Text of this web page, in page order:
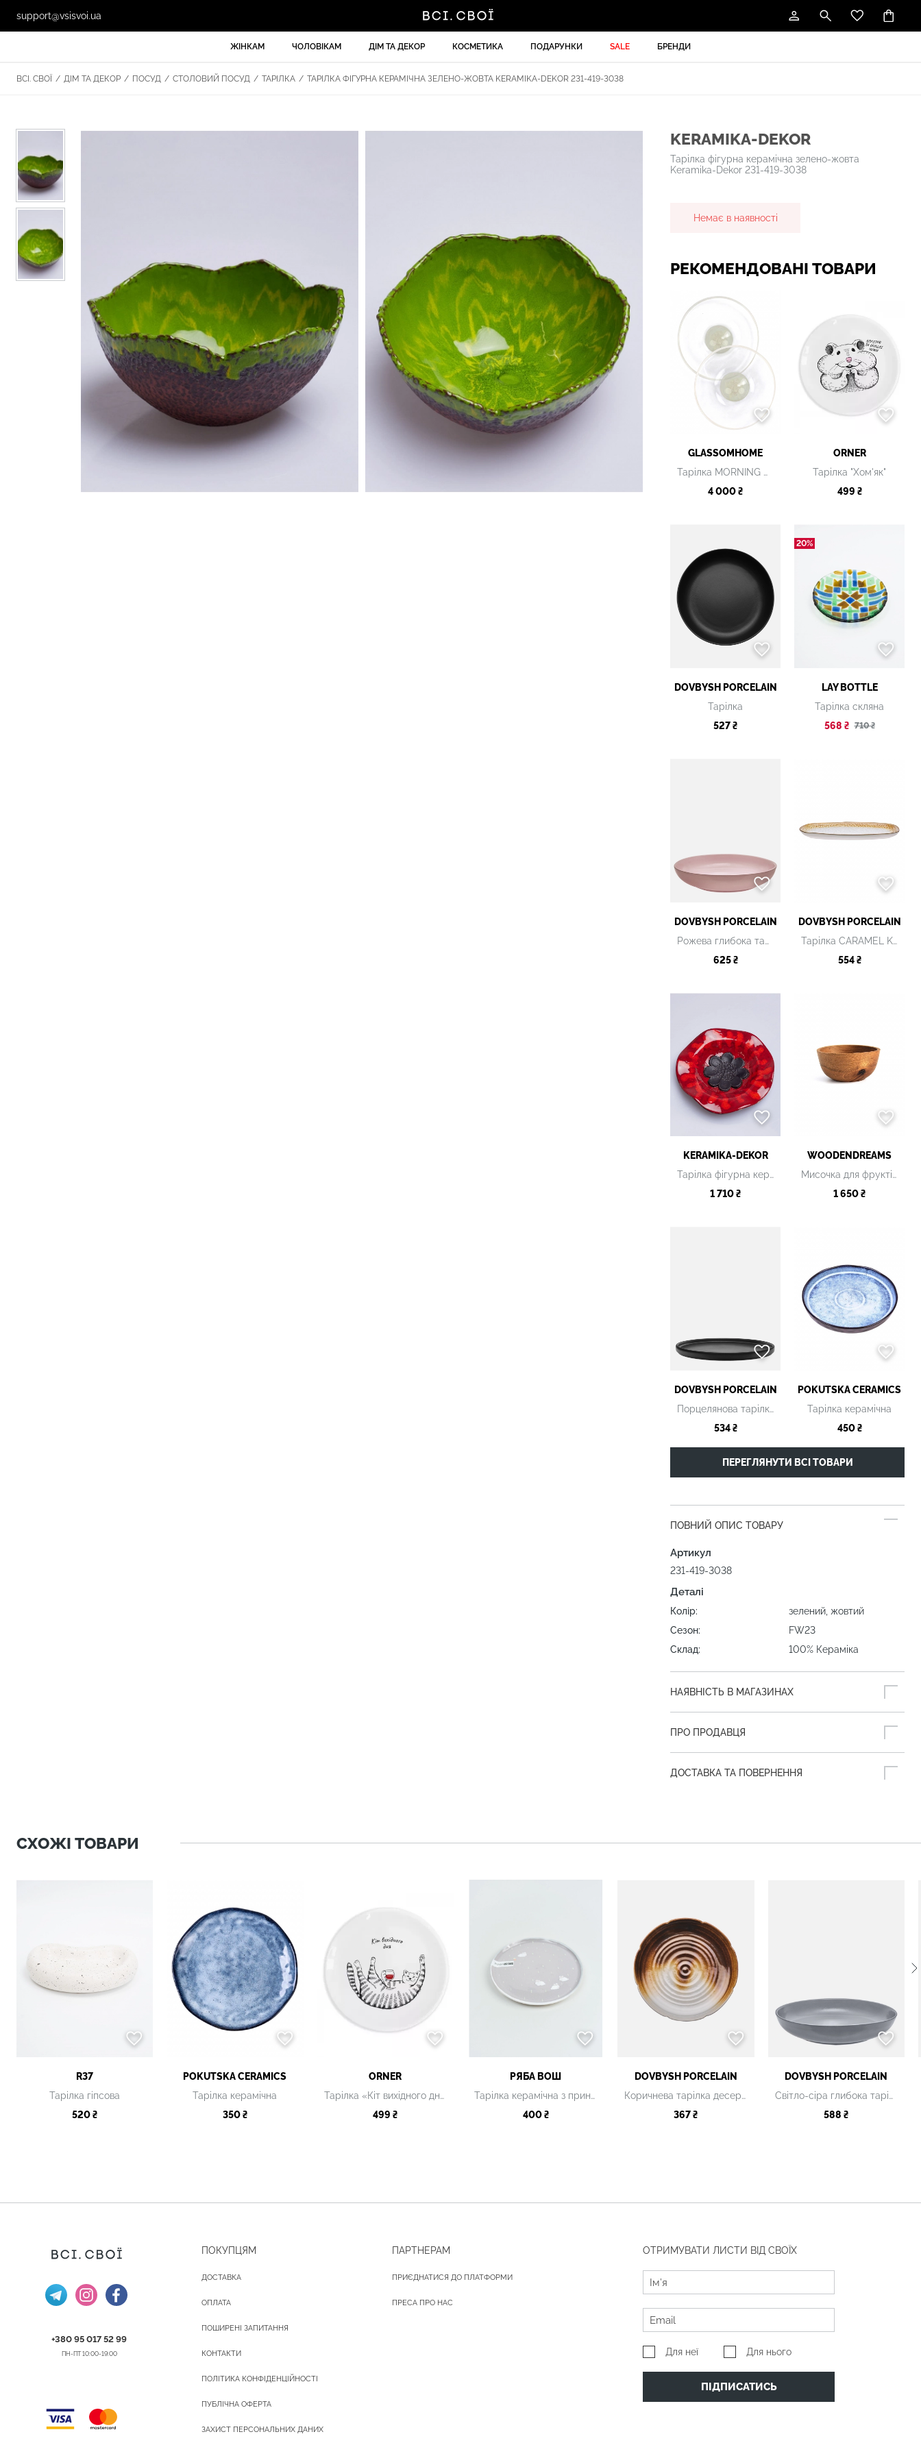
support@vsisvoi.ua
ЖІНКАМ ЧОЛОВІКАМ ДІМ ТА ДЕКОР КОСМЕТИКА ПОДАРУНКИ SALE БРЕНДИ
ВСІ. СВОЇ / ДІМ ТА ДЕКОР / ПОСУД / СТОЛОВИЙ ПОСУД / ТАРІЛКА / ТАРІЛКА ФІГУРНА КЕРАМІЧНА ЗЕЛЕНО-ЖОВТА KERAMIKA-DEKOR 231-419-3038
KERAMIKA-DEKOR
Тарілка фігурна керамічна зелено-жовта
Keramika-Dekor 231-419-3038
Немає в наявності
РЕКОМЕНДОВАНІ ТОВАРИ
GLASSOMHOME
Тарілка MORNING GARDEN
4 000 ₴
ORNER
Тарілка "Хом'як"
499 ₴
DOVBYSH PORCELAIN
Тарілка
527 ₴
20%
LAY BOTTLE
Тарілка скляна
568 ₴ 710 ₴
DOVBYSH PORCELAIN
Рожева глибока тарілка
625 ₴
DOVBYSH PORCELAIN
Тарілка CARAMEL KHVYLYA
554 ₴
KERAMIKA-DEKOR
Тарілка фігурна керамічна
1 710 ₴
WOODENDREAMS
Мисочка для фруктів/салатів
1 650 ₴
DOVBYSH PORCELAIN
Порцелянова тарілка
534 ₴
POKUTSKA CERAMICS
Тарілка керамічна
450 ₴
ПЕРЕГЛЯНУТИ ВСІ ТОВАРИ
ПОВНИЙ ОПИС ТОВАРУ
Артикул
231-419-3038
Деталі
Колір:
зелений, жовтий
Сезон:
FW23
Склад:
100% Кераміка
НАЯВНІСТЬ В МАГАЗИНАХ
ПРО ПРОДАВЦЯ
ДОСТАВКА ТА ПОВЕРНЕННЯ
СХОЖІ ТОВАРИ
R37
Тарілка гіпсова
520 ₴
POKUTSKA CERAMICS
Тарілка керамічна
350 ₴
ORNER
Тарілка «Кіт вихідного дня»
499 ₴
РЯБА ВОШ
Тарілка керамічна з принтом
400 ₴
DOVBYSH PORCELAIN
Коричнева тарілка десертна
367 ₴
DOVBYSH PORCELAIN
Світло-сіра глибока тарілка
588 ₴
+380 95 017 52 99
ПН-ПТ 10:00-19:00
ПОКУПЦЯМ
ДОСТАВКА
ОПЛАТА
ПОШИРЕНІ ЗАПИТАННЯ
КОНТАКТИ
ПОЛІТИКА КОНФІДЕНЦІЙНОСТІ
ПУБЛІЧНА ОФЕРТА
ЗАХИСТ ПЕРСОНАЛЬНИХ ДАНИХ
ПАРТНЕРАМ
ПРИЄДНАТИСЯ ДО ПЛАТФОРМИ
ПРЕСА ПРО НАС
ОТРИМУВАТИ ЛИСТИ ВІД СВОЇХ
Для неї Для нього
ПІДПИСАТИСЬ